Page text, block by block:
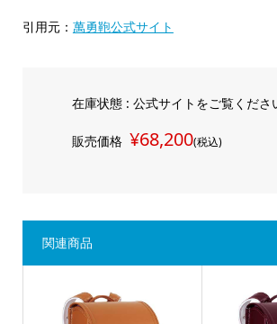
引用元： 萬勇鞄公式サイト
在庫状態 : 公式サイトをご覧くださ
販売価格 ¥68,200(税込)
関連商品